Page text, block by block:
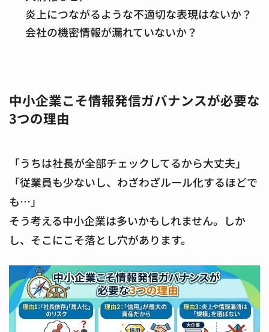
炎上につながるような不適切な表現はないか？
会社の機密情報が漏れていないか？
中小企業こそ情報発信ガバナンスが必要な
3つの理由
「うちは社長が全部チェックしてるから大丈夫」
「従業員も少ないし、わざわざルール化するほどで
も…」
そう考える中小企業は多いかもしれません。しか
し、そこにこそ落とし穴があります。